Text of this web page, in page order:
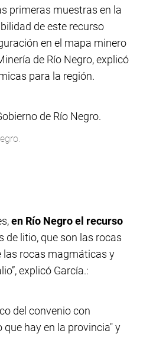
primeras muestras en la
de este recurso
en el mapa minero
de Río Negro, explicó
para la región.
en Río Negro el recurso
de litio, que son las rocas
las rocas magmáticas y
explicó García.:
del convenio con
que hay en la provincia" y